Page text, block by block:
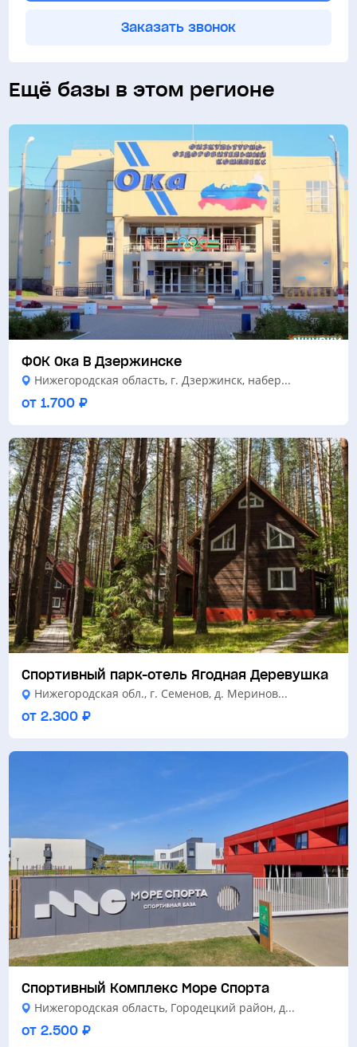
Заказать звонок
Ещё базы в этом регионе
ФОК Ока В Дзержинске
Нижегородская область, г. Дзержинск, набер...
от 1.700 ₽
Спортивный парк-отель Ягодная Деревушка
Нижегородская обл., г. Семенов, д. Меринов...
от 2.300 ₽
Спортивный Комплекс Море Спорта
Нижегородская область, Городецкий район, д...
от 2.500 ₽